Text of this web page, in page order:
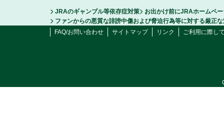
JRAのギャンブル等依存症対策
お出かけ前にJRAホームペ
ファンからの悪質な誹謗中傷および脅迫行為等に対する厳正
FAQ/お問い合わせ
サイトマップ リンク ご利用に際し